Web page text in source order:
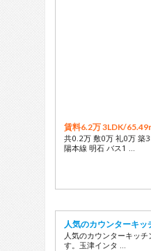
賃料6.2万 3LDK/
共0.2万 敷0万 礼0万 築
陽本線 明石 バス1 …
人気のカウンターキッ
人気のカウンターキッ
す。玉津インタ …